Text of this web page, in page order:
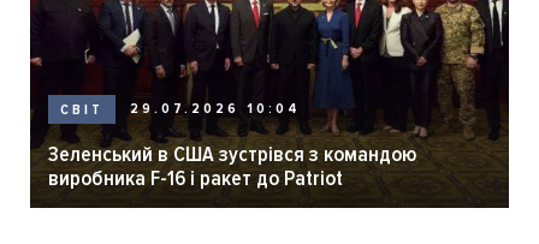
СВІТ 29.07.2026 10:04
Зеленський в США зустрівся з командою
виробника F-16 і ракет до Patriot